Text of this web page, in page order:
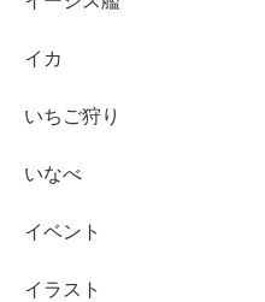
イカ
いちご狩り
いなべ
イベント
イラスト